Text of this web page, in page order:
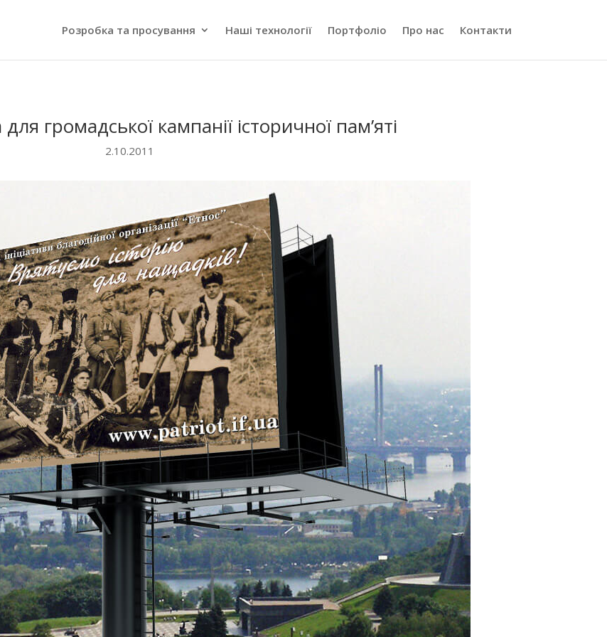
Розробка та просування Наші технології Портфоліо Про нас Контакти
громадської кампанії історичної пам’яті
2.10.2011